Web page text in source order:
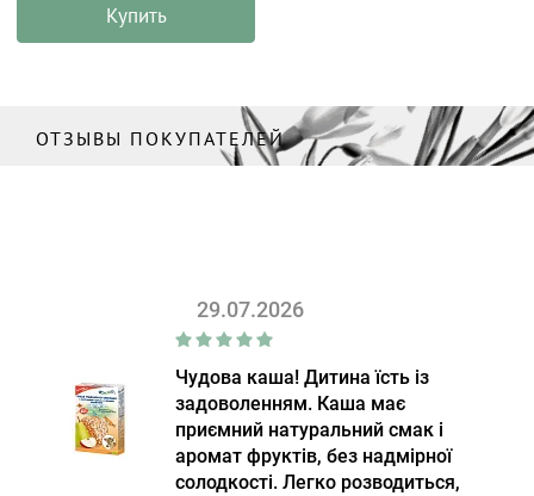
Купить
ОТЗЫВЫ ПОКУПАТЕЛЕЙ
29.07.2026
Чудова каша! Дитина їсть із
задоволенням. Каша має
приємний натуральний смак і
аромат фруктів, без надмірної
солодкості. Легко розводиться,